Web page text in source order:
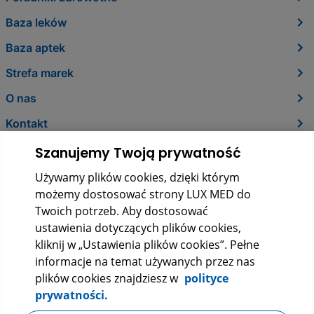
Baza leków
Baza aptek
Strefa marek
O nas
Kontakt
LUX MED Sp. z o.o.
ul. Szturmowa 2, 02-678 Warszawa
KRS: 0000265353
NIP: 5272523080
Szanujemy Twoją prywatność
Używamy plików cookies, dzięki którym
możemy dostosować strony LUX MED do
Twoich potrzeb. Aby dostosować
ustawienia dotyczących plików cookies,
kliknij w „Ustawienia plików cookies”. Pełne
informacje na temat używanych przez nas
plików cookies znajdziesz w polityce
prywatności.